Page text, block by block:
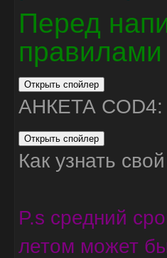
Перед
АНКЕТА COD4:
Как узнать
P.s средний
летом может